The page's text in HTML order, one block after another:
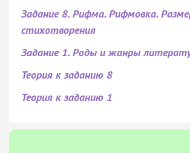
Задание 8. Рифма. Рифмовка.
стихотворения
Задание 1. Роды и жанры
Теория к заданию 8
Теория к заданию 1